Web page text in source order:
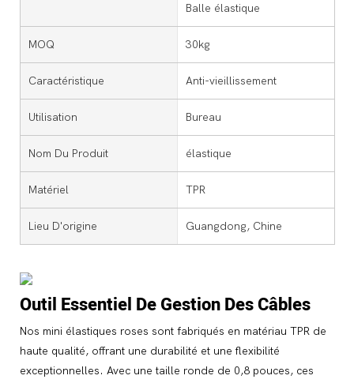
Balle élastique
MOQ 30kg
Caractéristique Anti-vieillissement
Utilisation Bureau
Nom Du Produit élastique
Matériel TPR
Lieu D'origine Guangdong, Chine
Outil Essentiel De Gestion Des Câbles
Nos mini élastiques roses sont fabriqués en matériau TPR de
haute qualité, offrant une durabilité et une flexibilité
exceptionnelles. Avec une taille ronde de 0,8 pouces, ces